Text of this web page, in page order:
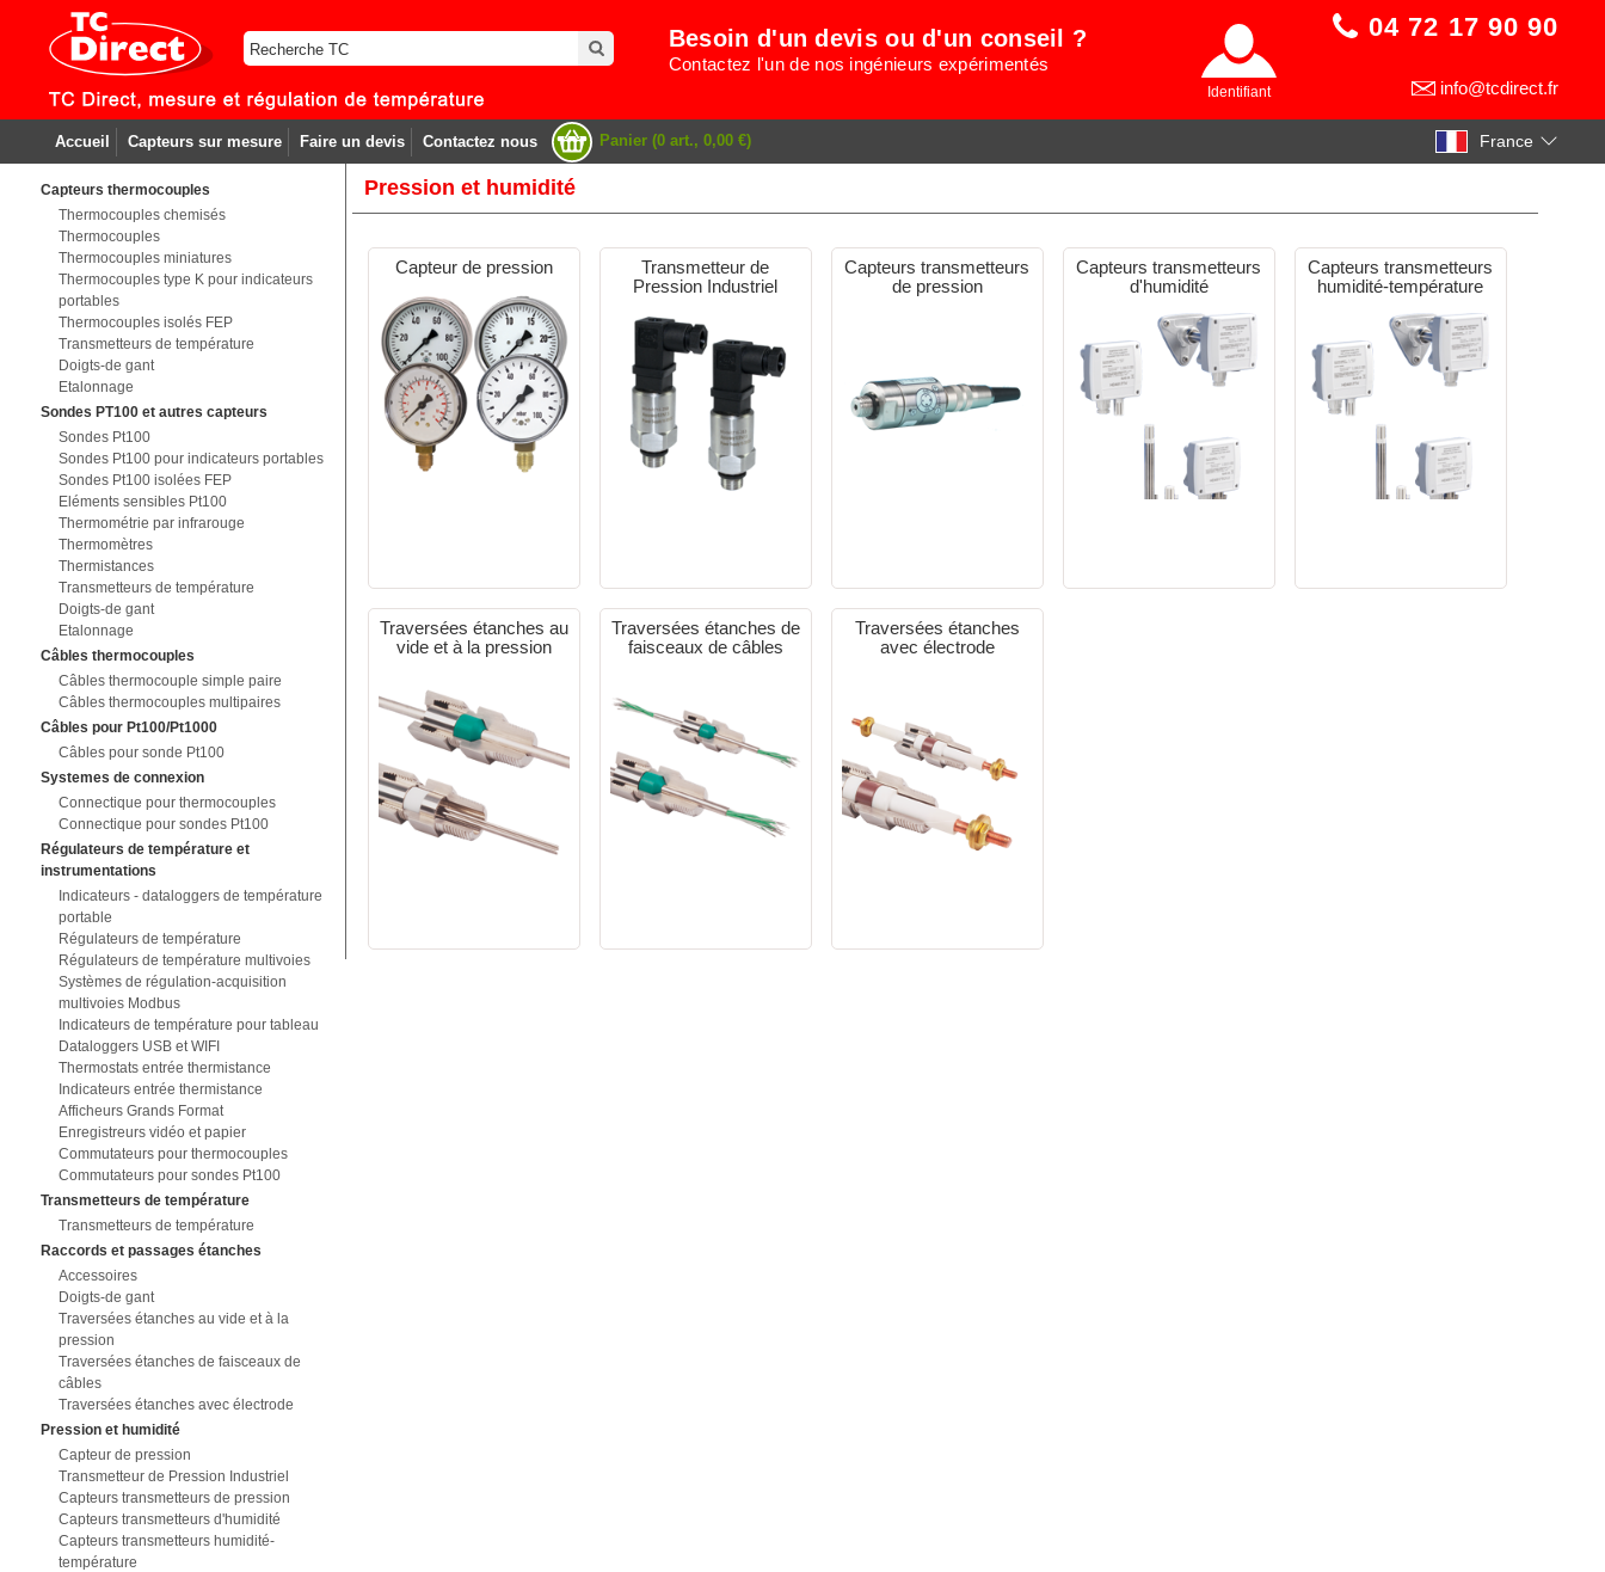
France
04 72 17 90 90
info@tcdirect.fr
Identifiant
Besoin d'un devis ou d'un conseil ?
Contactez l'un de nos ingénieurs expérimentés
Accueil Capteurs sur mesure Faire un devis Contactez nous Panier (0 art., 0,00 €)
Capteurs thermocouples
Thermocouples chemisés
Thermocouples
Thermocouples miniatures
Thermocouples type K pour indicateurs
portables
Thermocouples isolés FEP
Transmetteurs de température
Doigts-de gant
Etalonnage
Sondes PT100 et autres capteurs
Sondes Pt100
Sondes Pt100 pour indicateurs portables
Sondes Pt100 isolées FEP
Eléments sensibles Pt100
Thermométrie par infrarouge
Thermomètres
Thermistances
Transmetteurs de température
Doigts-de gant
Etalonnage
Câbles thermocouples
Câbles thermocouple simple paire
Câbles thermocouples multipaires
Câbles pour Pt100/Pt1000
Câbles pour sonde Pt100
Systemes de connexion
Connectique pour thermocouples
Connectique pour sondes Pt100
Régulateurs de température et
instrumentations
Indicateurs - dataloggers de température
portable
Régulateurs de température
Régulateurs de température multivoies
Systèmes de régulation-acquisition
multivoies Modbus
Indicateurs de température pour tableau
Dataloggers USB et WIFI
Thermostats entrée thermistance
Indicateurs entrée thermistance
Afficheurs Grands Format
Enregistreurs vidéo et papier
Commutateurs pour thermocouples
Commutateurs pour sondes Pt100
Transmetteurs de température
Transmetteurs de température
Raccords et passages étanches
Accessoires
Doigts-de gant
Traversées étanches au vide et à la
pression
Traversées étanches de faisceaux de
câbles
Traversées étanches avec électrode
Pression et humidité
Capteur de pression
Transmetteur de Pression Industriel
Capteurs transmetteurs de pression
Capteurs transmetteurs d'humidité
Capteurs transmetteurs humidité-
température
Pression et humidité
Capteur de pression
Transmetteur de
Pression Industriel
Capteurs transmetteurs
de pression
Capteurs transmetteurs
d'humidité
Capteurs transmetteurs
humidité-température
Traversées étanches au
vide et à la pression
Traversées étanches de
faisceaux de câbles
Traversées étanches
avec électrode